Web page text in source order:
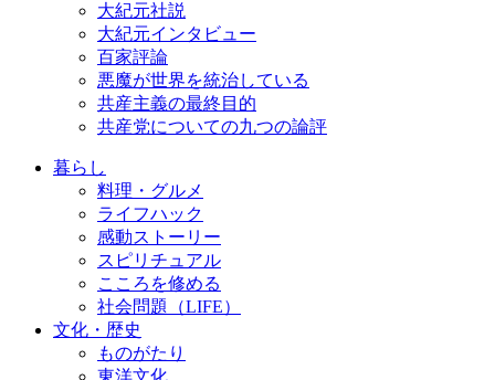
大紀元社説
大紀元インタビュー
百家評論
悪魔が世界を統治している
共産主義の最終目的
共産党についての九つの論評
暮らし
料理・グルメ
ライフハック
感動ストーリー
スピリチュアル
こころを修める
社会問題（LIFE）
文化・歴史
ものがたり